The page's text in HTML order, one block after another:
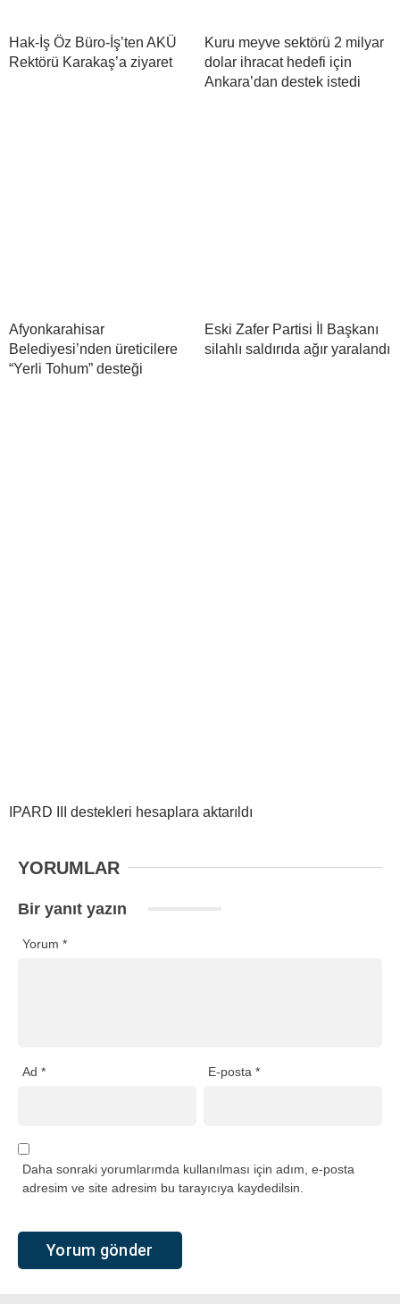
Hak-İş Öz Büro-İş’ten AKÜ
Rektörü Karakaş’a ziyaret
Kuru meyve sektörü 2 milyar
dolar ihracat hedefi için
Ankara’dan destek istedi
Afyonkarahisar
Belediyesi’nden üreticilere
“Yerli Tohum” desteği
Eski Zafer Partisi İl Başkanı
silahlı saldırıda ağır yaralandı
IPARD III destekleri hesaplara aktarıldı
YORUMLAR
Bir yanıt yazın
Yorum *
Ad * E-posta*
Daha sonraki yorumlarımda kullanılması için adım, e-posta
adresim ve site adresim bu tarayıcıya kaydedilsin.